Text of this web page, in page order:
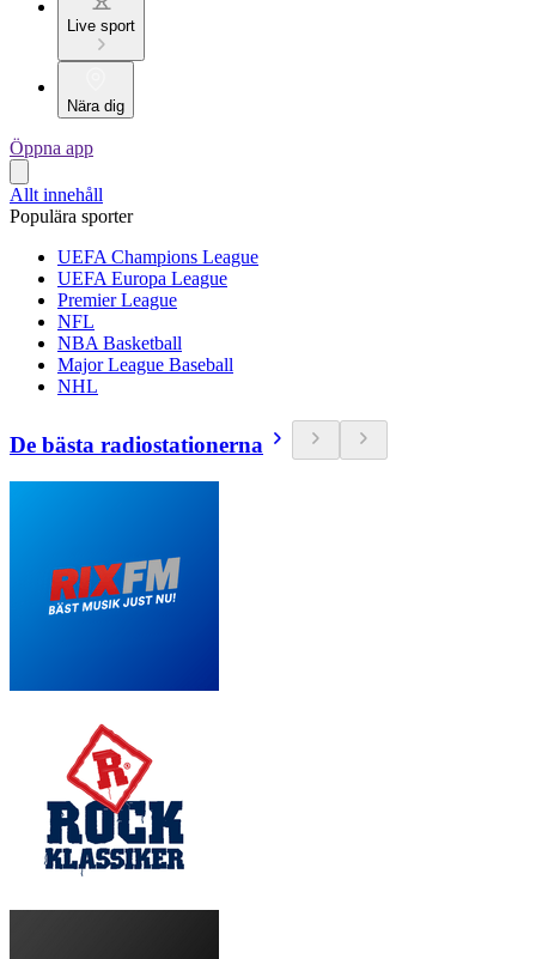
Live sport
Nära dig
Öppna app
Allt innehåll
Populära sporter
UEFA Champions League
UEFA Europa League
Premier League
NFL
NBA Basketball
Major League Baseball
NHL
De bästa radiostationerna